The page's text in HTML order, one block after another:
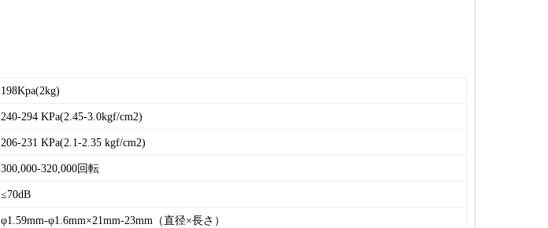
198Kpa(2kg)
240-294 KPa(2.45-3.0kgf/cm2)
206-231 KPa(2.1-2.35 kgf/cm2)
300,000-320,000回転
≤70dB
φ1.59mm-φ1.6mm×21mm-23mm（直径×長さ）